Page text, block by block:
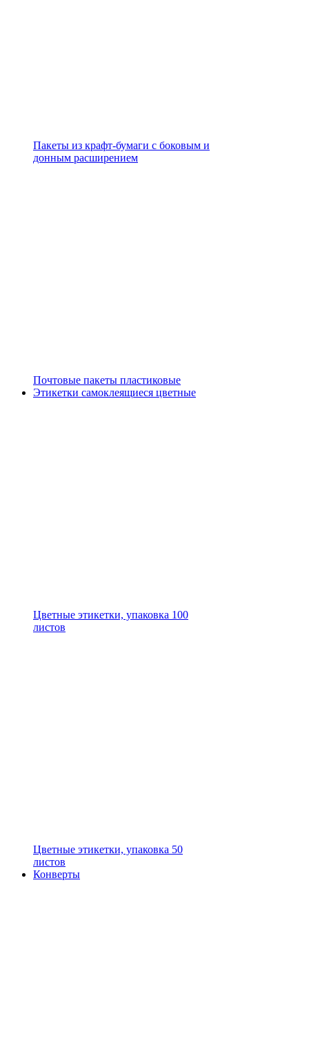
Пакеты из крафт-бумаги с боковым и
донным расширением
Почтовые пакеты пластиковые
Этикетки самоклеящиеся цветные
Цветные этикетки, упаковка 100
листов
Цветные этикетки, упаковка 50
листов
Конверты